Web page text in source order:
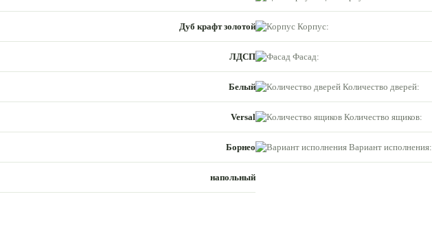
Дуб крафт золотой Корпус:
ЛДСП Фасад:
Белый Количество дверей:
Versal Количество ящиков:
Борнео Вариант исполнения:
напольный